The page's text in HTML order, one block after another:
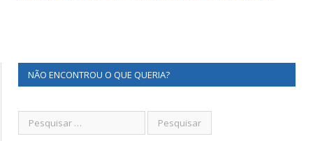
NÃO ENCONTROU O QUE QUERIA?